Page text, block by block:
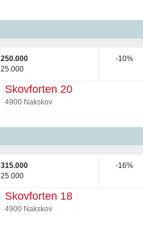
250.000
25.000
-10%
Skovforten 20
4900 Nakskov
315.000
25.000
-16%
Skovforten 18
4900 Nakskov